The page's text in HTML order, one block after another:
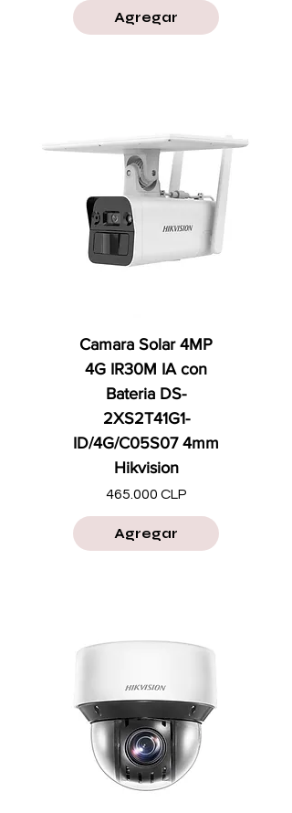
Agregar
Camara Solar 4MP
4G IR30M IA con
Bateria DS-
2XS2T41G1-
ID/4G/C05S07 4mm
Hikvision
Precio
465.000 CLP
Agregar